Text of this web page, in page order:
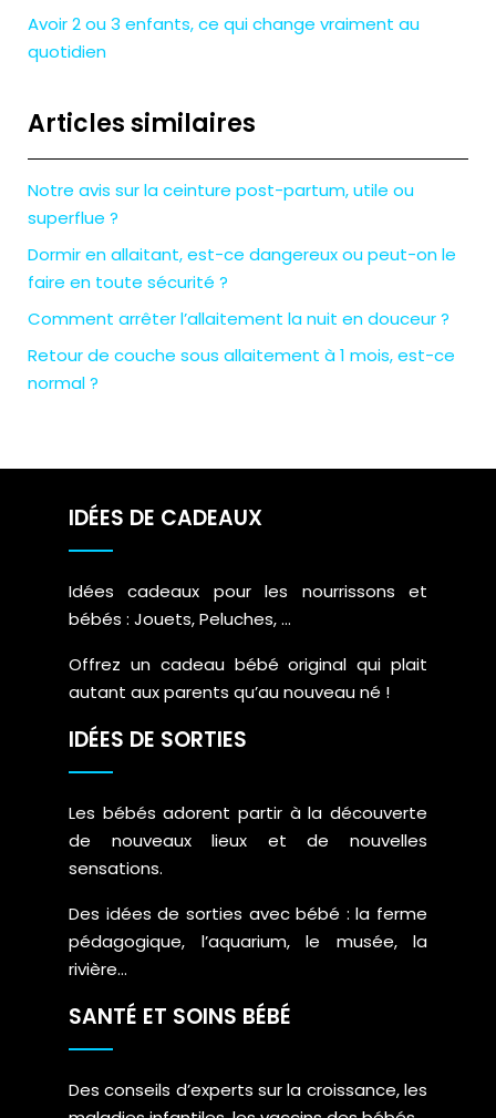
Avoir 2 ou 3 enfants, ce qui change vraiment au
quotidien
Articles similaires
Notre avis sur la ceinture post-partum, utile ou
superflue ?
Dormir en allaitant, est-ce dangereux ou peut-on le
faire en toute sécurité ?
Comment arrêter l’allaitement la nuit en douceur ?
Retour de couche sous allaitement à 1 mois, est-ce
normal ?
IDÉES DE CADEAUX
Idées cadeaux pour les nourrissons et
bébés : Jouets, Peluches, …
Offrez un cadeau bébé original qui plait
autant aux parents qu’au nouveau né !
IDÉES DE SORTIES
Les bébés adorent partir à la découverte
de nouveaux lieux et de nouvelles
sensations.
Des idées de sorties avec bébé : la ferme
pédagogique, l’aquarium, le musée, la
rivière…
SANTÉ ET SOINS BÉBÉ
Des conseils d’experts sur la croissance, les